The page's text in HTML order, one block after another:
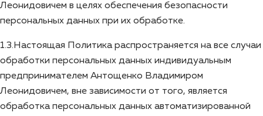
Леонидовичем в целях обеспечения безопасности
персональных данных при их обработке.
1.3.Настоящая Политика распространяется на все случаи
обработки персональных данных индивидуальным
предпринимателем Антощенко Владимиром
Леонидовичем, вне зависимости от того, является
обработка персональных данных автоматизированной